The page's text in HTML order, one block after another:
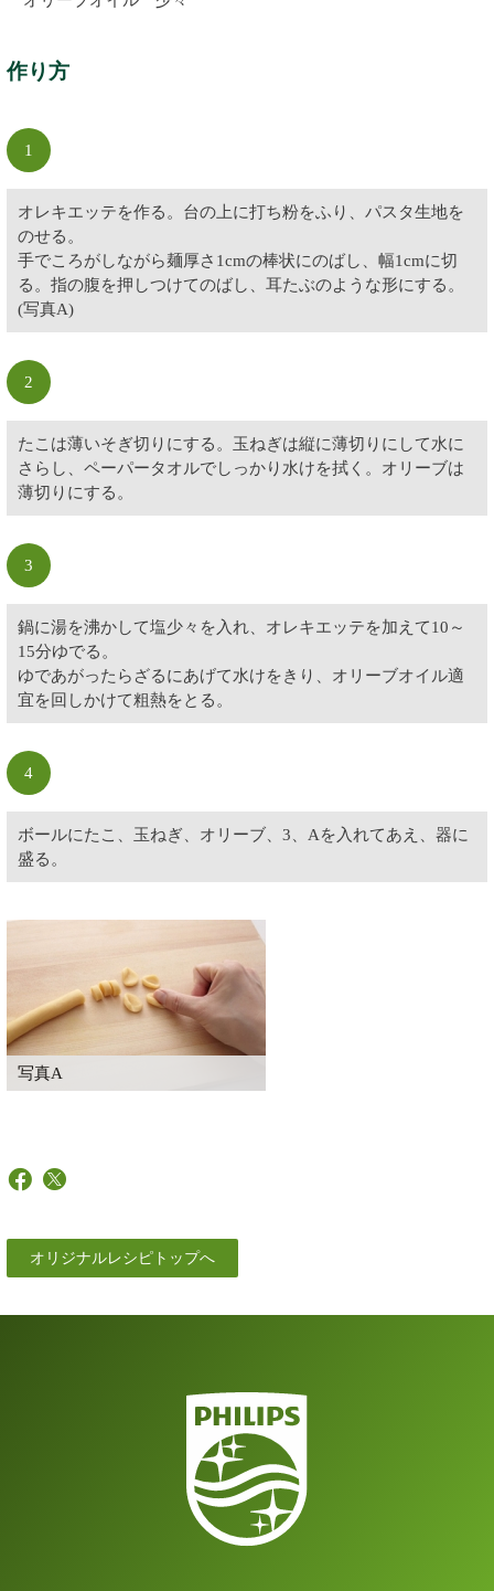
作り方
1
オレキエッテを作る。台の上に打ち粉をふり、パスタ生地を
のせる。
手でころがしながら麺厚さ1cmの棒状にのばし、幅1cmに切
る。指の腹を押しつけてのばし、耳たぶのような形にする。
(写真A)
2
たこは薄いそぎ切りにする。玉ねぎは縦に薄切りにして水に
さらし、ペーパータオルでしっかり水けを拭く。オリーブは
薄切りにする。
3
鍋に湯を沸かして塩少々を入れ、オレキエッテを加えて10～
15分ゆでる。
ゆであがったらざるにあげて水けをきり、オリーブオイル適
宜を回しかけて粗熱をとる。
4
ボールにたこ、玉ねぎ、オリーブ、3、Aを入れてあえ、器に
盛る。
写真A
オリジナルレシピトップへ